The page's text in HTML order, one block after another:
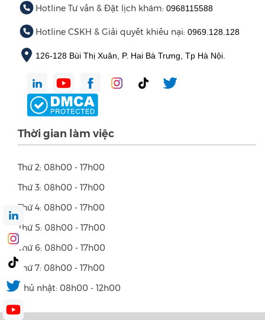
Hotline Tư vấn & Đặt lịch khám: 0968115588
Hotline CSKH & Giải quyết khiếu nại: 0969.128.128
126-128 Bùi Thị Xuân, P. Hai Bà Trưng, Tp Hà Nội.
Thời gian làm việc
Thứ 2: 08h00 - 17h00
Thứ 3: 08h00 - 17h00
Thứ 4: 08h00 - 17h00
Thứ 5: 08h00 - 17h00
Thứ 6: 08h00 - 17h00
Thứ 7: 08h00 - 17h00
Chủ nhật: 08h00 - 12h00